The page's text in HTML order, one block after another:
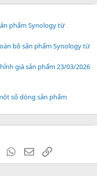
phẩm Synology từ
bộ sản phẩm Synology từ
giá sản phẩm 23/03/2026
số dòng sản phẩm
Tumblr WhatsApp
EmailLink